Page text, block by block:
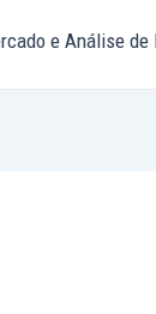
e Análise de